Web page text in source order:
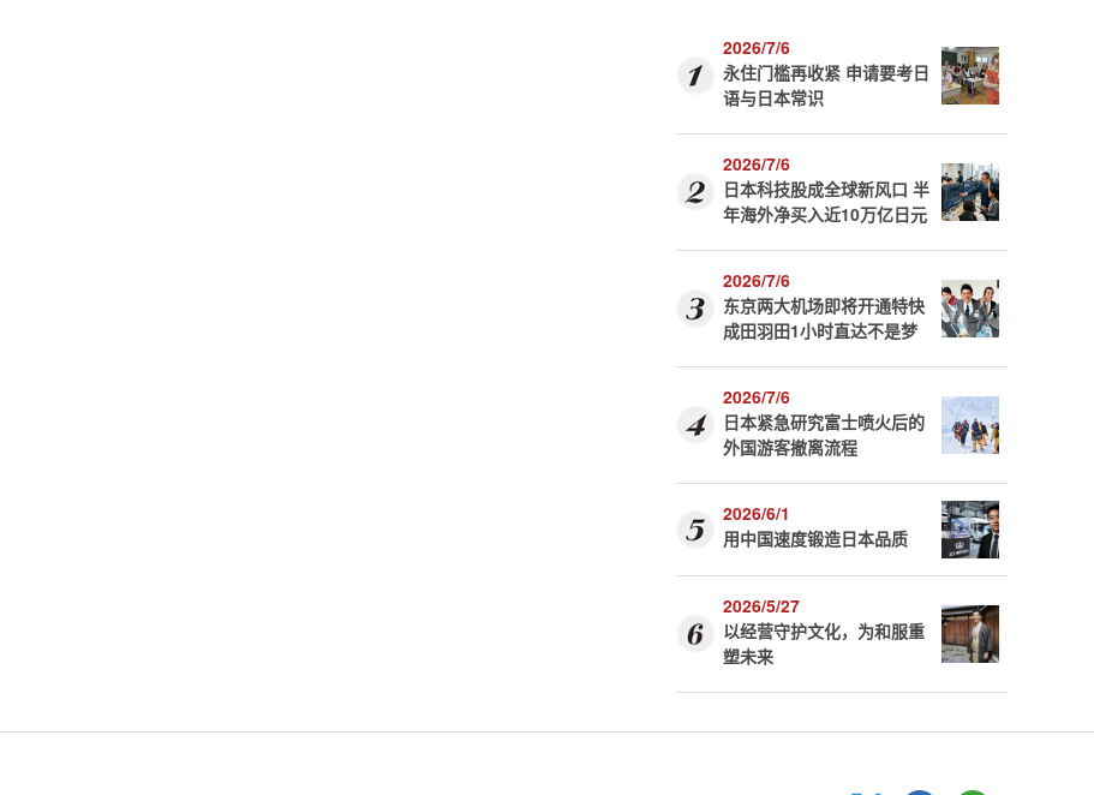
2026/7/6
永住门槛再收紧 申请要考日
语与日本常识
2026/7/6
日本科技股成全球新风口 半
年海外净买入近10万亿日元
2026/7/6
东京两大机场即将开通特快
成田羽田1小时直达不是梦
2026/7/6
日本紧急研究富士喷火后的
外国游客撤离流程
2026/6/1
用中国速度锻造日本品质
2026/5/27
以经营守护文化，为和服重
塑未来